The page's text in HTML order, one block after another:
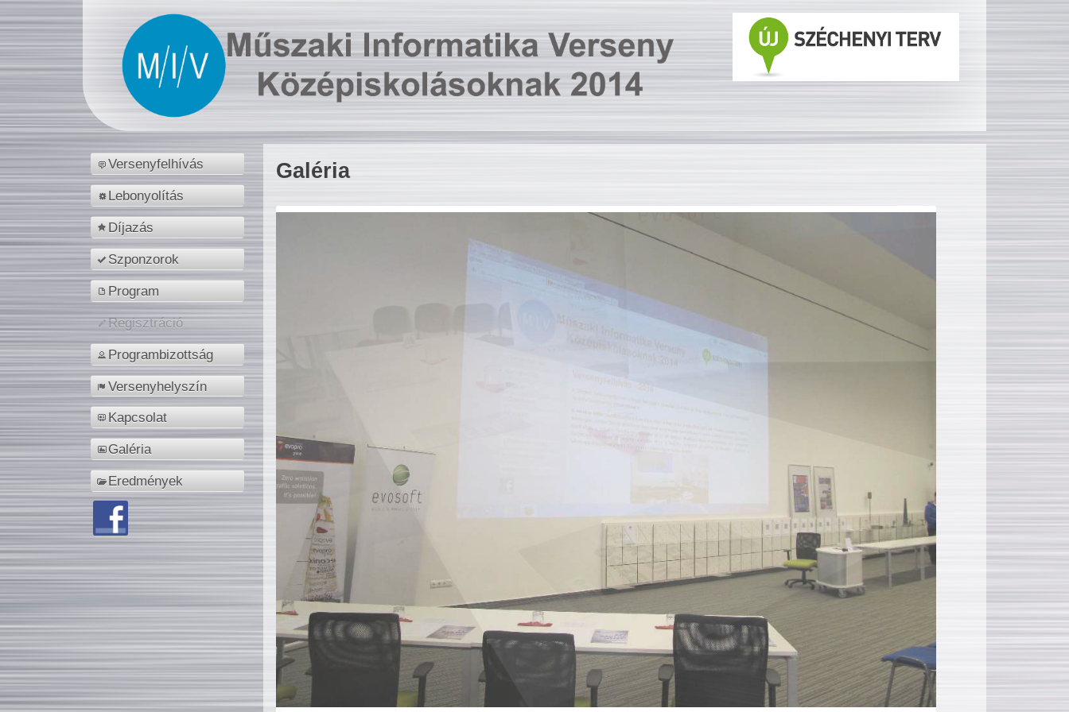
Versenyfelhívás
Lebonyolítás
Díjazás
Szponzorok
Program
Regisztráció
Programbizottság
Versenyhelyszín
Kapcsolat
Galéria
Eredmények
Galéria